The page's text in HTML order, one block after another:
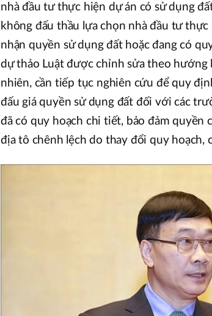
nhà đầu tư thực hiện dự án có sử dụng
không đấu thầu lựa chọn nhà đầu tư
nhận quyền sử dụng đất hoặc đang có
dự thảo Luật được chỉnh sửa theo
nhiên, cần tiếp tục nghiên cứu để quy
đấu giá quyền sử dụng đất đối với các
đã có quy hoạch chi tiết, bảo đảm
địa tô chênh lệch do thay đổi quy hoạch,